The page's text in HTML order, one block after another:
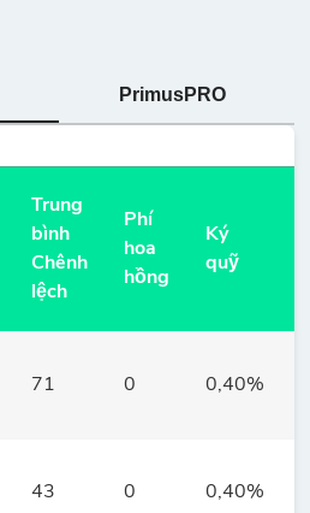
PrimusPRO
Trung
bình
Chênh
lệch
Phí
hoa
hồng
Ký
quỹ
71 0 0,40%
43 0 0,40%